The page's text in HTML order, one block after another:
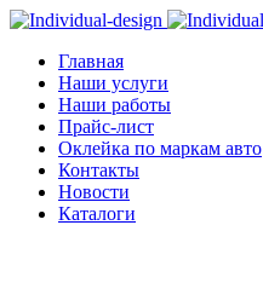
Главная
Наши услуги
Наши работы
Прайс-лист
Оклейка по маркам авто
Контакты
Новости
Каталоги